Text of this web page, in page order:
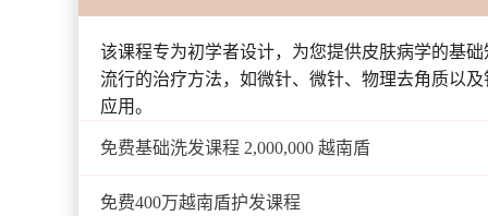
该课程专为初学者设计，为您提供皮肤病学的基
流行的治疗方法，如微针、微针、物理去角质以
应用。
免费基础洗发课程 2,000,000 越南盾
免费400万越南盾护发课程